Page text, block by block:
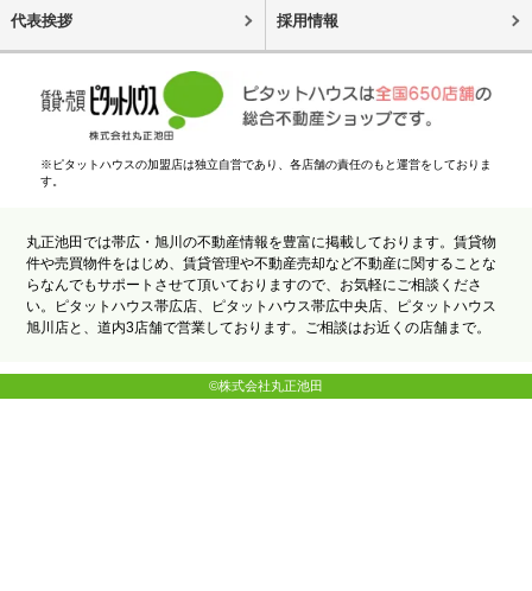
代表挨拶 採用情報
※ピタットハウスの加盟店は独立自営であり、各店舗の責任のもと運営をしておりま
す。
丸正池田では帯広・旭川の不動産情報を豊富に掲載しております。賃貸物
件や売買物件をはじめ、賃貸管理や不動産売却など不動産に関することな
らなんでもサポートさせて頂いておりますので、お気軽にご相談くださ
い。ピタットハウス帯広店、ピタットハウス帯広中央店、ピタットハウス
旭川店と、道内3店舗で営業しております。ご相談はお近くの店舗まで。
©株式会社丸正池田